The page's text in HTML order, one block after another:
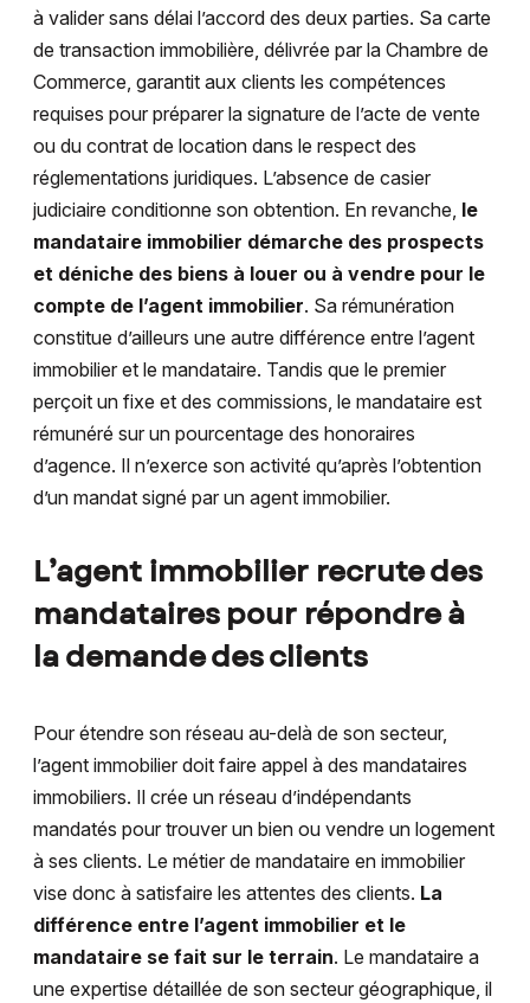
à valider sans délai l’accord des deux parties. Sa carte
de transaction immobilière, délivrée par la Chambre de
Commerce, garantit aux clients les compétences
requises pour préparer la signature de l’acte de vente
ou du contrat de location dans le respect des
réglementations juridiques. L’absence de casier
judiciaire conditionne son obtention. En revanche, le
mandataire immobilier démarche des prospects
et déniche des biens à louer ou à vendre pour le
compte de l’agent immobilier. Sa rémunération
constitue d’ailleurs une autre différence entre l’agent
immobilier et le mandataire. Tandis que le premier
perçoit un fixe et des commissions, le mandataire est
rémunéré sur un pourcentage des honoraires
d’agence. Il n’exerce son activité qu’après l’obtention
d’un mandat signé par un agent immobilier.
L’agent immobilier recrute des
mandataires pour répondre à
la demande des clients
Pour étendre son réseau au-delà de son secteur,
l’agent immobilier doit faire appel à des mandataires
immobiliers. Il crée un réseau d’indépendants
mandatés pour trouver un bien ou vendre un logement
à ses clients. Le métier de mandataire en immobilier
vise donc à satisfaire les attentes des clients. La
différence entre l’agent immobilier et le
mandataire se fait sur le terrain. Le mandataire a
une expertise détaillée de son secteur géographique, il